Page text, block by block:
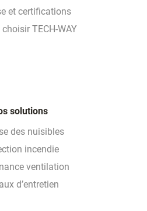
et certifications
TECH-WAY
solutions
des nuisibles
incendie
ventilation
d’entretien